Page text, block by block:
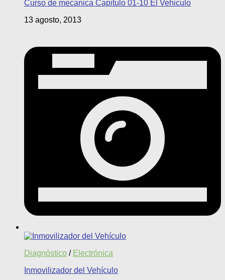
Curso de mecanica Capitulo 01-10 El Vehiculo
13 agosto, 2013
Diagnóstico / Electrónica
Inmovilizador del Vehículo